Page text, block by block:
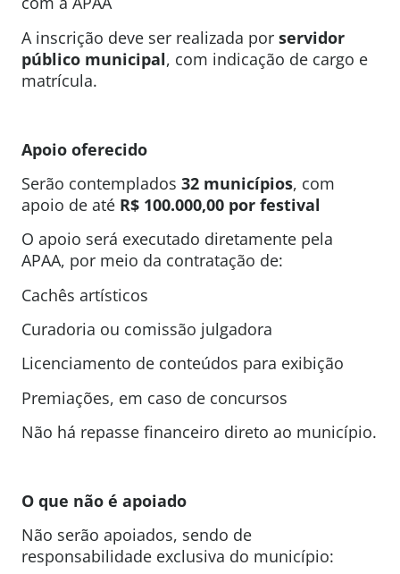
A inscrição deve ser realizada por servidor
público municipal, com indicação de cargo e
matrícula.
Apoio oferecido
Serão contemplados 32 municípios, com
apoio de até R$ 100.000,00 por festival
O apoio será executado diretamente pela
APAA, por meio da contratação de:
Cachês artísticos
Curadoria ou comissão julgadora
Licenciamento de conteúdos para exibição
Premiações, em caso de concursos
Não há repasse financeiro direto ao município.
O que não é apoiado
Não serão apoiados, sendo de
responsabilidade exclusiva do município: